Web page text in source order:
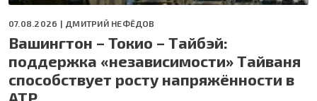
07.08.2026 | ДМИТРИЙ НЕФЁДОВ
Вашингтон – Токио – Тайбэй:
поддержка «независимости» Тайваня
способствует росту напряжённости в